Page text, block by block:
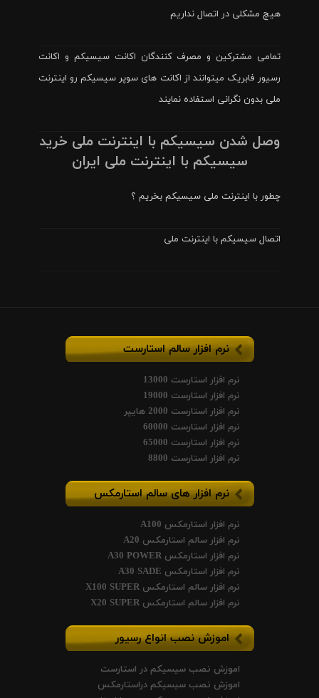
هیچ مشکلی در اتصال نداریم
تمامی مشترکین و مصرف کنندگان اکانت سیسیکم و اکانت
رسیور فابریک میتوانند از اکانت های سوپر سیسیکم رو اینترنت
ملی بدون نگرانی استفاده نمایند
وصل شدن سیسیکم با اینترنت ملی خرید
سیسیکم با اینترنت ملی ایران
چطور با اینترنت ملی سیسیکم بخریم ؟
اتصال سیسیکم با اینترنت ملی
نرم افزار سالم استارست
نرم افزار استارست 13000
نرم افزار استارست 19000
نرم افزار استارست 2000 هایپر
نرم افزار استارست 60000
نرم افزار استارست 65000
نرم افزار استارست 8800
نرم افزار های سالم استارمکس
نرم افزار استارمکس A100
نرم افزار سالم استارمکس A20
نرم افزار استارمکس A30 POWER
نرم افزار استارمکس A30 SADE
نرم افزار سالم استارمکس X100 SUPER
نرم افزار سالم استارمکس X20 SUPER
اموزش نصب انواع رسیور
اموزش نصب سیسیکم در استارست
اموزش نصب سیسیکم دراستارمکس